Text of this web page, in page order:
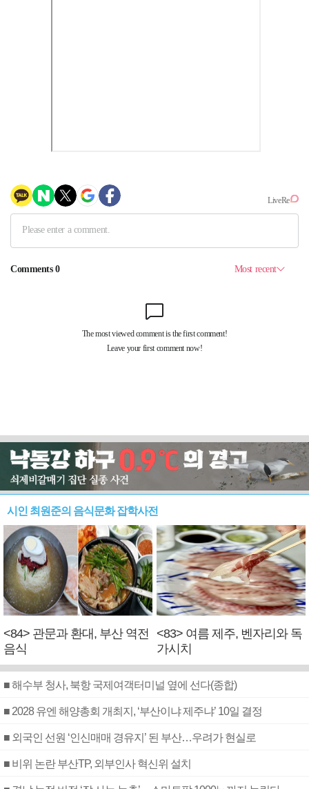
시인 최원준의 음식문화 잡학사전
<84> 관문과 환대, 부산 역전
음식
<83> 여름 제주, 벤자리와 독
가시치
■ 해수부 청사, 북항 국제여객터미널 옆에 선다(종합)
■ 2028 유엔 해양총회 개최지, ‘부산이냐 제주냐’ 10일 결정
■ 외국인 선원 ‘인신매매 경유지’ 된 부산…우려가 현실로
■ 비위 논란 부산TP, 외부인사 혁신위 설치